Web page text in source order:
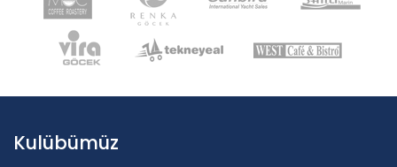
Kulübümüz